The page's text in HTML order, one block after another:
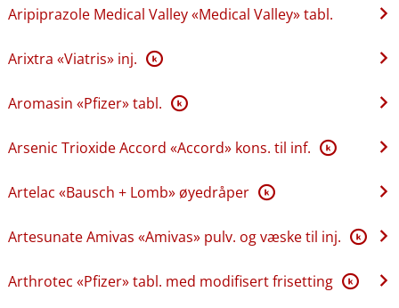
Aripiprazole Medical Valley «Medical Valley» tabl.
Arixtra «Viatris» inj. K
Aromasin «Pfizer» tabl. K
Arsenic Trioxide Accord «Accord» kons. til inf. K
Artelac «Bausch + Lomb» øyedråper K
Artesunate Amivas «Amivas» pulv. og væske til inj. K
Arthrotec «Pfizer» tabl. med modifisert frisetting K